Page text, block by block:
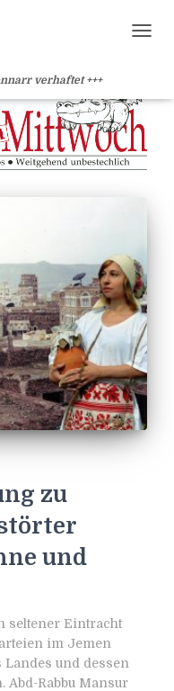
verhaftet +++
zu
und
seltener Eintracht
im Jemen
Landes und dessen
Abd-Rabbu Mansur